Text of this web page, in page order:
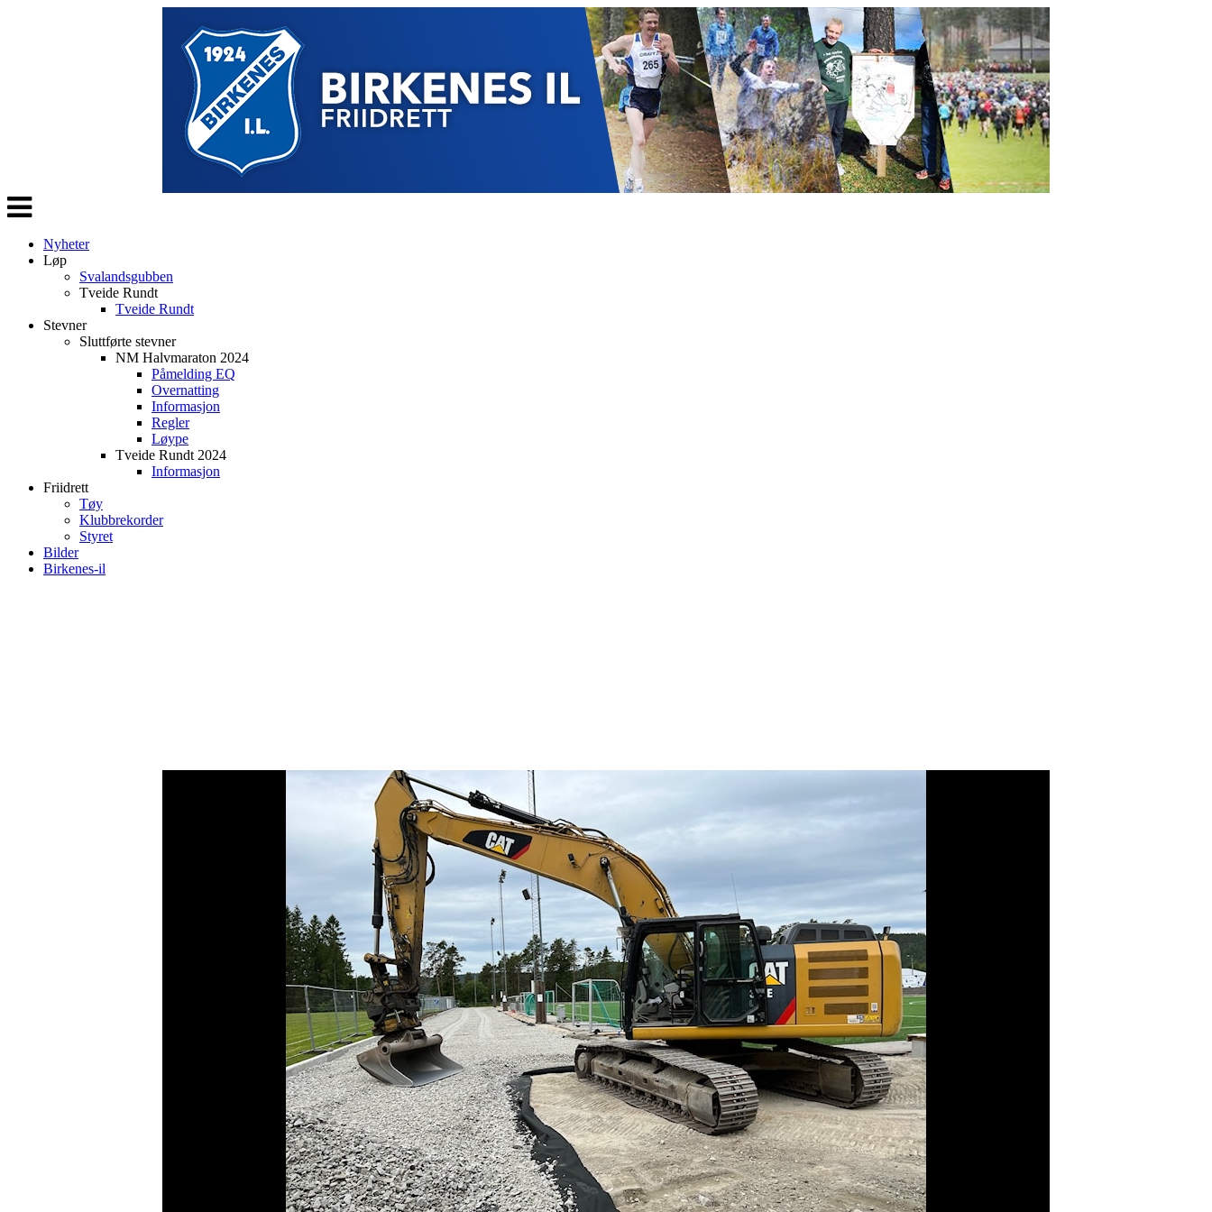
Veksle
navigasjon
Nyheter
Løp
Svalandsgubben
Tveide Rundt
Tveide Rundt
Stevner
Sluttførte stevner
NM Halvmaraton 2024
Påmelding EQ
Overnatting
Informasjon
Regler
Løype
Tveide Rundt 2024
Informasjon
Friidrett
Tøy
Klubbrekorder
Styret
Bilder
Birkenes-il